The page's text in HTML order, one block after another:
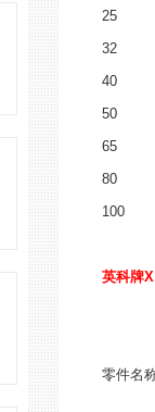
25
32
40
50
65
80
100
英科牌
零件名